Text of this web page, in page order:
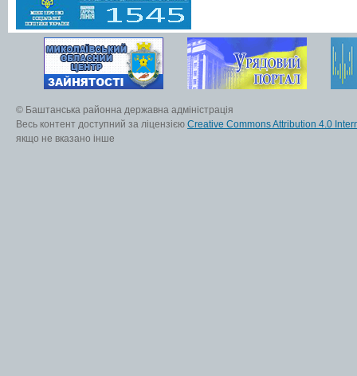
© Баштанська районна державна адміністрація
Весь контент доступний за ліцензією Creative Commons Attribution 4.0
якщо не вказано інше